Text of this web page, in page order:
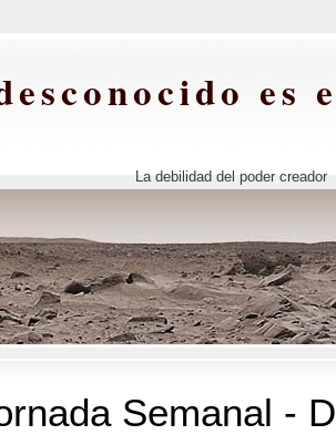
es
La debilidad del poder creador
Semanal -